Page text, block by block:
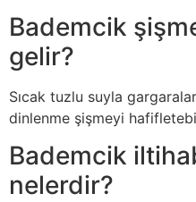
Bademcik
gelir?
Sıcak tuzlu suyla
dinlenme şişmeyi
Bademcik
nelerdir?